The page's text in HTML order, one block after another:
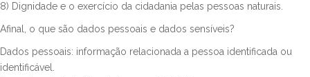
8) Dignidade e o exercício da cidadania pelas pessoas naturais.
Afinal, o que são dados pessoais e dados sensíveis?
Dados pessoais: informação relacionada a pessoa identificada ou
identificável.